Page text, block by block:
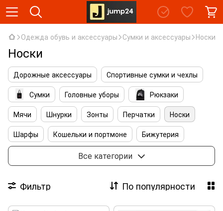
Одежда обувь и аксессуары Сумки и аксессуары Носки
Носки
Дорожные аксессуары
Спортивные сумки и чехлы
Сумки
Головные уборы
Рюкзаки
Мячи
Шнурки Зонты Перчатки
Носки
Шарфы
Кошельки и портмоне
Бижутерия
Аксессуары для ухода
Солнцезащитные очки
Косметички и несессеры
Все категории
Фильтр По популярности